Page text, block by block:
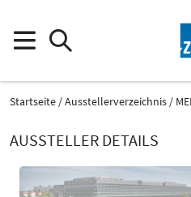
Startseite Ausstellerverzeichnis
AUSSTELLER DETAILS